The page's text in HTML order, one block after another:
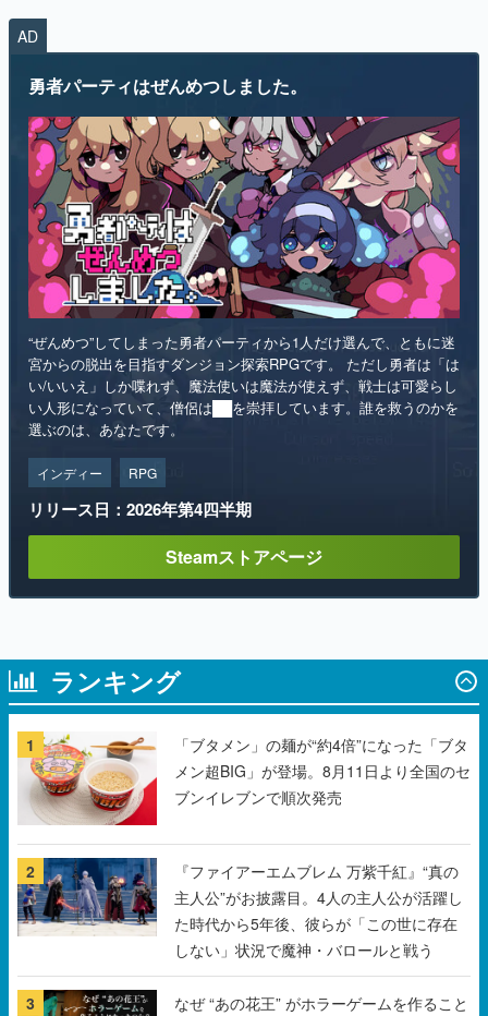
AD
勇者パーティはぜんめつしました。
“ぜんめつ”してしまった勇者パーティから1人だけ選んで、ともに迷
宮からの脱出を目指すダンジョン探索RPGです。 ただし勇者は「は
い/いいえ」しか喋れず、魔法使いは魔法が使えず、戦士は可愛らし
い人形になっていて、僧侶は██を崇拝しています。誰を救うのかを
選ぶのは、あなたです。
インディー RPG
リリース日：2026年第4四半期
Steamストアページ
ランキング
1
「ブタメン」の麺が“約4倍”になった「ブタ
メン超BIG」が登場。8月11日より全国のセ
ブンイレブンで順次発売
2
『ファイアーエムブレム 万紫千紅』“真の
主人公”がお披露目。4人の主人公が活躍し
た時代から5年後、彼らが「この世に存在
しない」状況で魔神・バロールと戦う
3
なぜ “あの花王” がホラーゲームを作ること